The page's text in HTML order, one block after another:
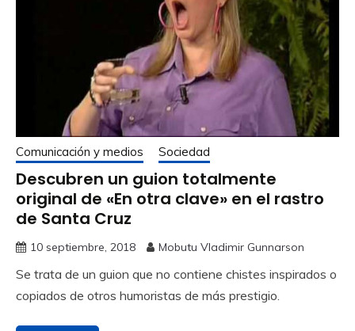
Comunicación y medios Sociedad
Descubren un guion totalmente
original de «En otra clave» en el rastro
de Santa Cruz
10 septiembre, 2018 Mobutu Vladimir Gunnarson
Se trata de un guion que no contiene chistes inspirados o
copiados de otros humoristas de más prestigio.